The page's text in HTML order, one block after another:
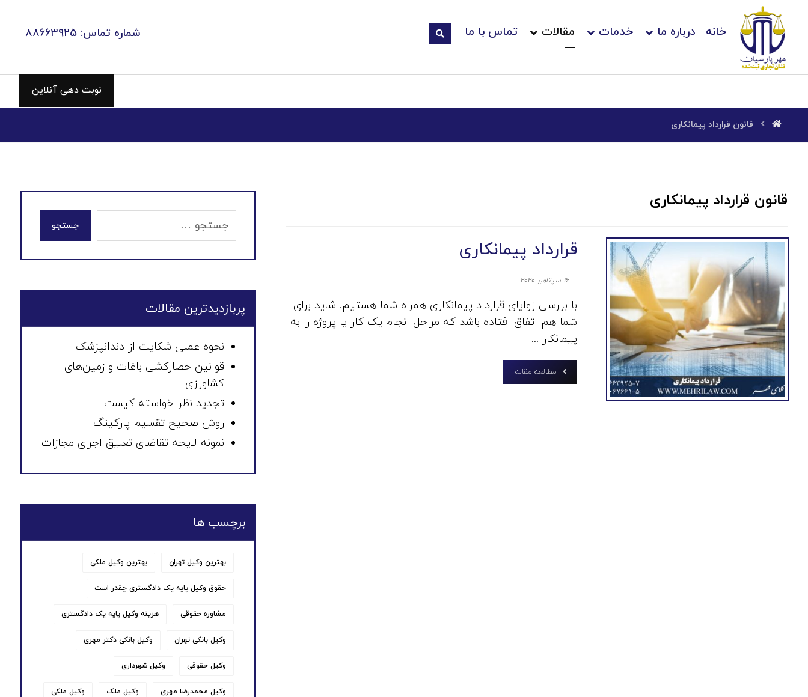
خانه درباره ما خدمات مقالات تماس با ما شماره تماس: ۸۸۶۶۳۹۲۵
نوبت دهی آنلاین
قانون قرارداد پیمانکاری
قانون قرارداد پیمانکاری
قرارداد پیمانکاری
۱۶ سپتامبر ۲۰۲۰
با بررسی زوایای قرارداد پیمانکاری همراه شما هستیم. شاید برای
شما هم اتفاق افتاده باشد که مراحل انجام یک کار یا پروژه را به
پیمانکار ...
مطالعه مقاله
جستجو
پربازدیدترین مقالات
نحوه عملی شکایت از دندانپزشک
قوانین حصارکشی باغات و زمین‌های
کشاورزی
تجدید نظر خواسته کیست
روش صحیح تقسیم پارکینگ
نمونه لایحه تقاضای تعلیق اجرای مجازات
برچسب ها
بهترین وکیل تهران بهترین وکیل ملکی
حقوق وکیل پایه یک دادگستری چقدر است
مشاوره حقوقی هزینه وکیل پایه یک دادگستری
وکیل بانکی تهران وکیل بانکی دکتر مهری
وکیل حقوقی وکیل شهرداری
وکیل محمدرضا مهری وکیل ملک وکیل ملکی